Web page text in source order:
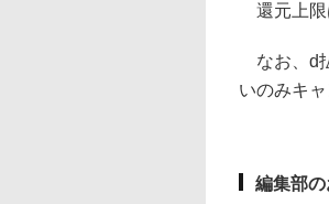
還元上限
なお、d
いのみキ
編集部